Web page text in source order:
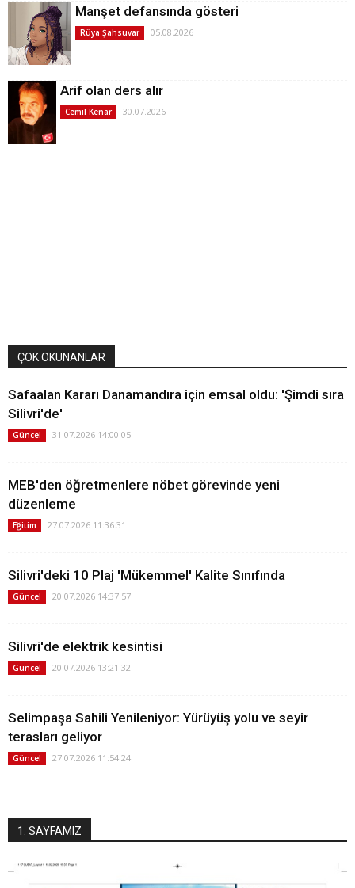
Manşet defansında gösteri
Rüya Şahsuvar 05.08.2026
Arif olan ders alır
Cemil Kenar 30.07.2026
ÇOK OKUNANLAR
Safaalan Kararı Danamandıra için emsal oldu: 'Şimdi sıra
Silivri'de'
Güncel 31.07.2026 14:00:05
MEB'den öğretmenlere nöbet görevinde yeni
düzenleme
Eğitim 27.07.2026 11:36:31
Silivri'deki 10 Plaj 'Mükemmel' Kalite Sınıfında
Güncel 20.07.2026 14:37:57
Silivri'de elektrik kesintisi
Güncel 20.07.2026 13:21:32
Selimpaşa Sahili Yenileniyor: Yürüyüş yolu ve seyir
terasları geliyor
Güncel 27.07.2026 11:54:24
1. SAYFAMIZ